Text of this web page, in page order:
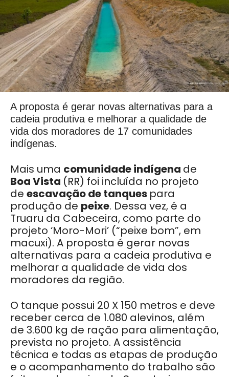
A proposta é gerar novas alternativas para a
cadeia produtiva e melhorar a qualidade de
vida dos moradores de 17 comunidades
indígenas.
Mais uma comunidade indígena de
Boa Vista (RR) foi incluída no projeto
de escavação de tanques para
produção de peixe. Dessa vez, é a
Truaru da Cabeceira, como parte do
projeto ‘Moro-Mori’ (“peixe bom”, em
macuxi). A proposta é gerar novas
alternativas para a cadeia produtiva e
melhorar a qualidade de vida dos
moradores da região.
O tanque possui 20 X 150 metros e deve
receber cerca de 1.080 alevinos, além
de 3.600 kg de ração para alimentação,
prevista no projeto. A assistência
técnica e todas as etapas de produção
e o acompanhamento do trabalho são